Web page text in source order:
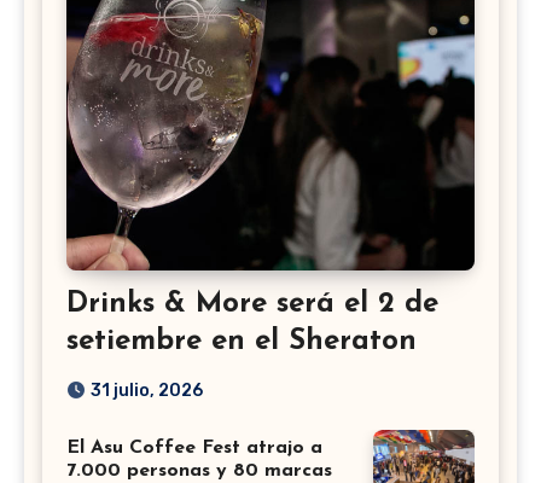
Drinks & More será el 2 de
setiembre en el Sheraton
31 julio, 2026
El Asu Coffee Fest atrajo a
7.000 personas y 80 marcas